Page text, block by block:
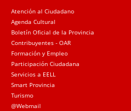
Atención al Ciudadano
Agenda Cultural
Boletín Oficial de la Provincia
Contribuyentes - OAR
Formación y Empleo
Participación Ciudadana
Servicios a EELL
Smart Provincia
Turismo
@Webmail